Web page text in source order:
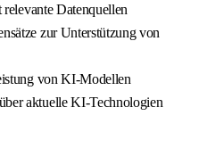
Datenquellen
zur Unterstützung von
von KI-Modellen
aktuelle KI-Technologien